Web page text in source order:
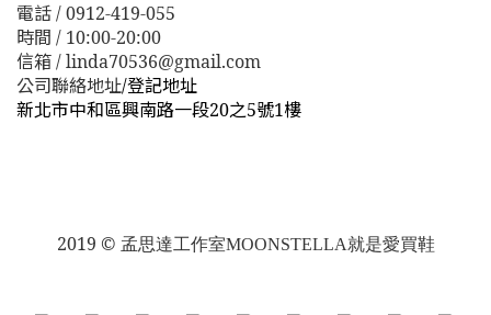
電話 / 0912-419-055
時間 / 10:00-20:00
信箱 / linda70536@gmail.com
公司聯絡地址/登記地址
新北市中和區興南路一段20之5號1樓
2019 © 孟思達工作室MOONSTELLA就是愛買鞋